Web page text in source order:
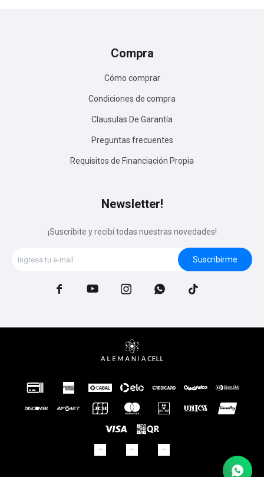
Compra
Cómo comprar
Condiciones de compra
Clausulas De Garantía
Preguntas frecuentes
Requisitos de Financiación Propia
Newsletter!
¡Suscribite y recibí todas nuestras novedades!
Suscribirme
    